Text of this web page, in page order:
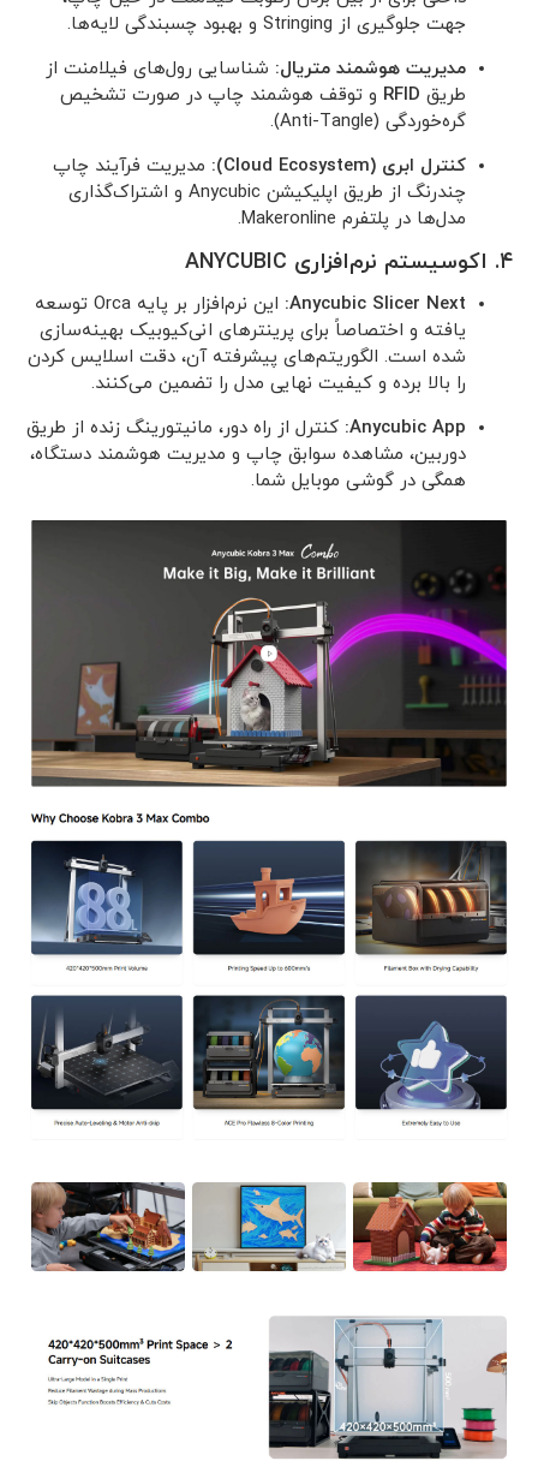
جهت جلوگیری از Stringing و بهبود چسبندگی لایه‌ها.
مدیریت هوشمند متریال: شناسایی رول‌های فیلامنت از
طریق RFID و توقف هوشمند چاپ در صورت تشخیص
گره‌خوردگی (Anti-Tangle).
کنترل ابری (Cloud Ecosystem):
مدیریت فرآیند چاپ
چندرنگ از طریق اپلیکیشن Anycubic و اشتراک‌گذاری
مدل‌ها در پلتفرم Makeronline.
۴. اکوسیستم نرم‌افزاری ANYCUBIC
Anycubic Slicer Next:
این نرم‌افزار بر پایه Orca توسعه
یافته و اختصاصاً برای پرینترهای انی‌کیوبیک بهینه‌سازی
شده است. الگوریتم‌های پیشرفته آن، دقت اسلایس کردن
را بالا برده و کیفیت نهایی مدل را تضمین می‌کنند.
Anycubic App: کنترل از راه دور، مانیتورینگ زنده از طریق
دوربین، مشاهده سوابق چاپ و مدیریت هوشمند دستگاه،
همگی در گوشی موبایل شما.